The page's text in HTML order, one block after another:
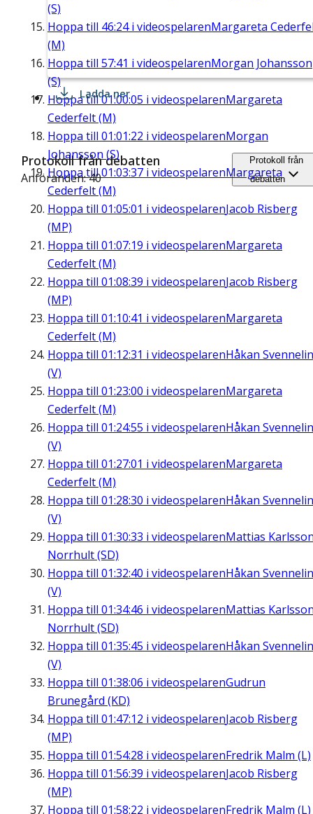
(S)
Hoppa till 46:24i videospelarenMargareta
(M)
Hoppa till 57:41 i videospelarenMorgan Johansson
(S)
Hoppa till01:00:05 i videospelarenMargareta
Cederfelt (M)
Hoppa till 01:01:22 i videospelarenMorgan
Johansson (S)
Hoppa till01:03:37 i videospelarenMargareta
Cederfelt (M)
Hoppa till 01:05:01 i videospelarenJacob Risberg
(MP)
Hoppa till 01:07:19 i videospelarenMargareta
Cederfelt (M)
Hoppa till 01:08:39 i videospelarenJacob Risberg
(MP)
Hoppa till 01:10:41 i videospelarenMargareta
Cederfelt (M)
Hoppa till 01:12:31 i videospelarenHåkan
(V)
Hoppa till 01:23:00 i videospelarenMargareta
Cederfelt (M)
Hoppa till 01:24:55 i videospelarenHåkan
(V)
Hoppa till 01:27:01 i videospelarenMargareta
Cederfelt (M)
Hoppa till 01:28:30 i videospelarenHåkan
(V)
Hoppa till 01:30:33 i videospelarenMattias
Norrhult (SD)
Hoppa till 01:32:40 i videospelarenHåkan
(V)
Hoppa till 01:34:46 i videospelarenMattias
Norrhult (SD)
Hoppa till 01:35:45 i videospelarenHåkan
(V)
Hoppa till 01:38:06 i videospelarenGudrun
Brunegård (KD)
Hoppa till 01:47:12 i videospelarenJacob Risberg
(MP)
Hoppa till 01:54:28 i videospelarenFredrik Malm (L)
Hoppa till 01:56:39 i videospelarenJacob Risberg
(MP)
Hoppa till 01:58:22 i videospelarenFredrik Malm (L)
Ladda ner
Protokoll från debatten
Anföranden: 40
Protokoll från
debatten